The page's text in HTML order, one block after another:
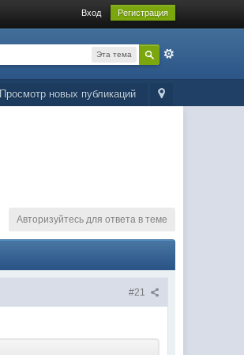
Вход Регистрация
Эта тема
Просмотр новых публикаций
Авторизуйтесь для ответа в теме
#21